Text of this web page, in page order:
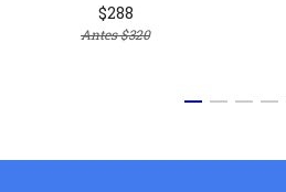
$288
Antes$320